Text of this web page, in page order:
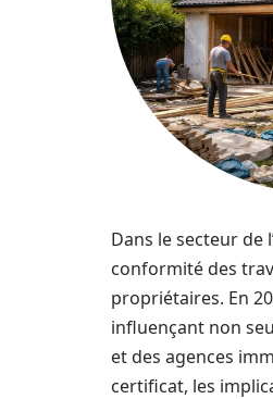
Dans le secteur de
conformité des
propriétaires. En
influençant non
et des agences
certificat, les